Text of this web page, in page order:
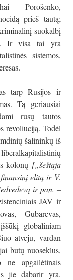
– Porošenko,
prieš tautą;
suokalbį
Ir visa tai yra
sistemos,
tarp Rusijos ir
Tą geriausiai
rusų tautos
revoliuciją. Todėl
šalininkų iš
kolonų [„šeštąja
elitą ir V.
ir pan. –
JAV ir
Gubarevas,
globaliniam
atveju, vardan
būtų nuoseklūs,
apgailėtinais
jie dabarir yra.